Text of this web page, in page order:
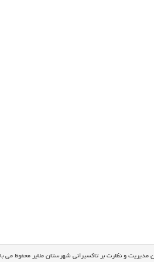
و نظارت بر تاکسیرانی شهرستان ملایر محفوظ می